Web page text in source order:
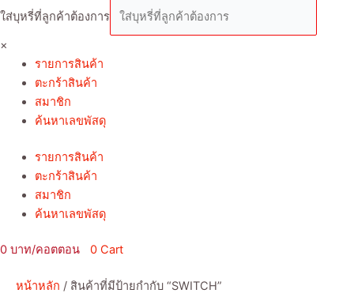
ใส่บุหรี่ที่ลูกค้าต้องการ
×
รายการสินค้า
ตะกร้าสินค้า
สมาชิก
ค้นหาเลขพัสดุ
รายการสินค้า
ตะกร้าสินค้า
สมาชิก
ค้นหาเลขพัสดุ
0 0 Cart
หน้าหลัก / สินค้าที่มีป้ายกำกับ “SWITCH”